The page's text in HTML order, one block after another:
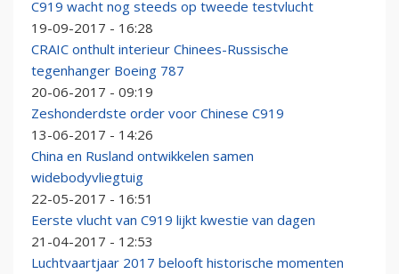
C919 wacht nog steeds op tweede testvlucht
19-09-2017 - 16:28
CRAIC onthult interieur Chinees-Russische
tegenhanger Boeing 787
20-06-2017 - 09:19
Zeshonderdste order voor Chinese C919
13-06-2017 - 14:26
China en Rusland ontwikkelen samen
widebodyvliegtuig
22-05-2017 - 16:51
Eerste vlucht van C919 lijkt kwestie van dagen
21-04-2017 - 12:53
Luchtvaartjaar 2017 belooft historische momenten